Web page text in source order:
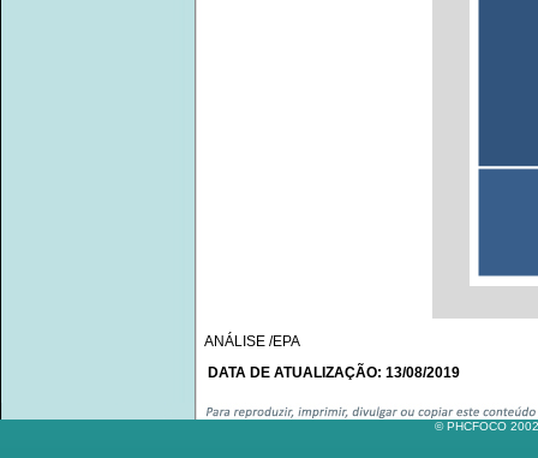
ANÁLISE /EPA
DATA DE ATUALIZAÇÃO: 13/08/2019
© PHCFOCO